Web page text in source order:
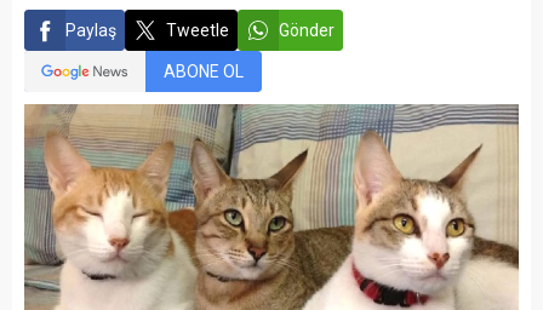
Paylaş Tweetle Gönder
ABONE OL